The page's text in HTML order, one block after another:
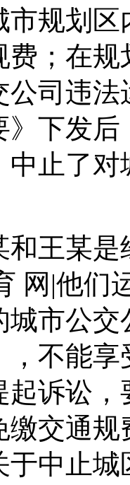
市规划
费；在
公司违
》下发
中止了
某是
网|他们
城市公
，不能
起诉讼
缴交通
于中止